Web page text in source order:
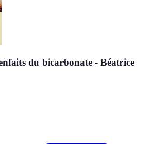
du bicarbonate - Béatrice